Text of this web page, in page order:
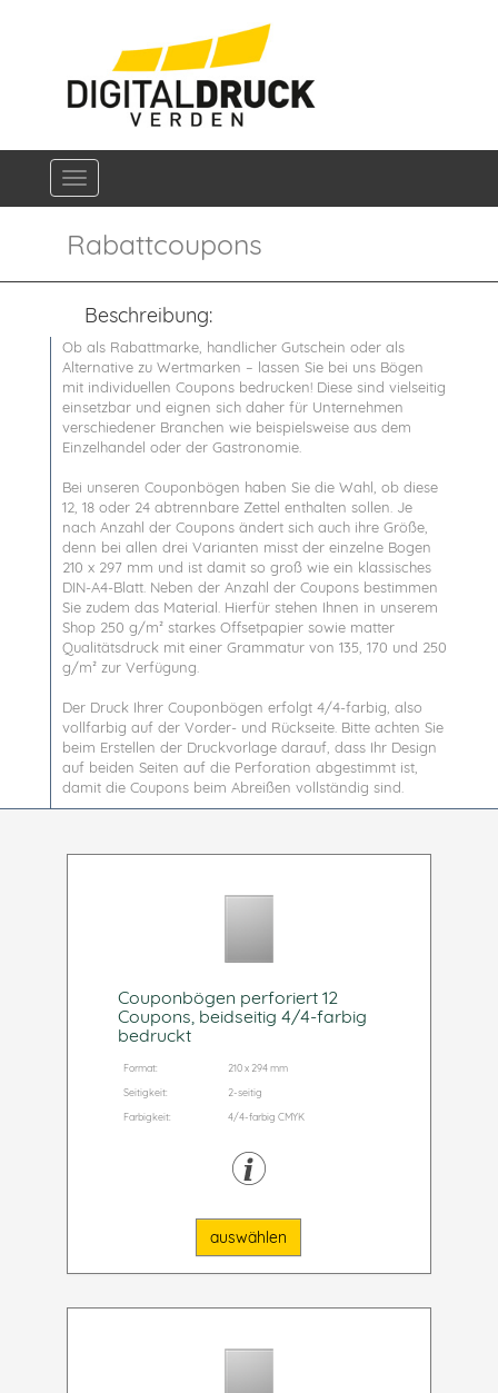
Navigation ein-/ausblenden
Rabattcoupons
Beschreibung:
Ob als Rabattmarke, handlicher Gutschein oder als
Alternative zu Wertmarken – lassen Sie bei uns Bögen
mit individuellen Coupons bedrucken! Diese sind vielseitig
einsetzbar und eignen sich daher für Unternehmen
verschiedener Branchen wie beispielsweise aus dem
Einzelhandel oder der Gastronomie.
Bei unseren Couponbögen haben Sie die Wahl, ob diese
12, 18 oder 24 abtrennbare Zettel enthalten sollen. Je
nach Anzahl der Coupons ändert sich auch ihre Größe,
denn bei allen drei Varianten misst der einzelne Bogen
210 x 297 mm und ist damit so groß wie ein klassisches
DIN-A4-Blatt. Neben der Anzahl der Coupons bestimmen
Sie zudem das Material. Hierfür stehen Ihnen in unserem
Shop 250 g/m² starkes Offsetpapier sowie matter
Qualitätsdruck mit einer Grammatur von 135, 170 und 250
g/m² zur Verfügung.
Der Druck Ihrer Couponbögen erfolgt 4/4-farbig, also
vollfarbig auf der Vorder- und Rückseite. Bitte achten Sie
beim Erstellen der Druckvorlage darauf, dass Ihr Design
auf beiden Seiten auf die Perforation abgestimmt ist,
damit die Coupons beim Abreißen vollständig sind.
Couponbögen perforiert 12
Coupons, beidseitig 4/4-farbig
bedruckt
Format:
210 x 294 mm
Seitigkeit:
2-seitig
Farbigkeit:
4/4-farbig CMYK
auswählen